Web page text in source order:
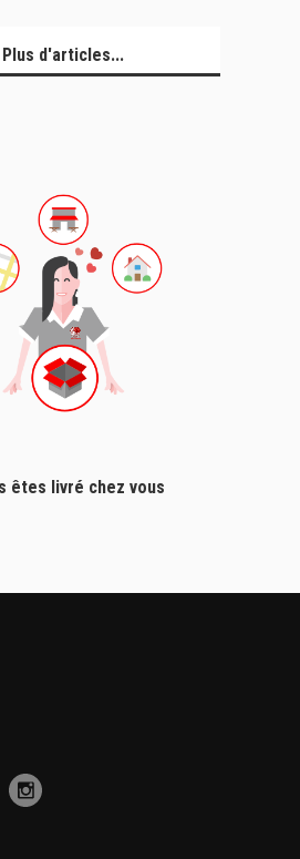
Plus d'articles...
êtes livré chez vous